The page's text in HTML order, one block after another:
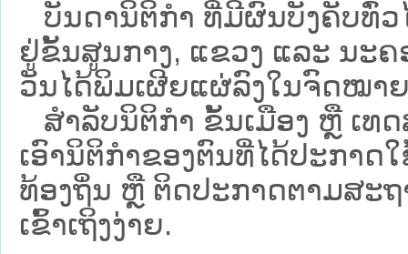
ບັນດານິຕິກໍາ ທີ່ມີຜົນບັງຄັບທົ່ວ
ຢູ່ຂັ້ນ​ສູນ​ກາງ, ແຂວງ ແລະ ນ
ວັນໄດ້ພິມເຜີຍແຜ່ລົງໃນຈົດໝາ
ສຳລັບນິ​ຕິ​ກຳ ຂັ້ນເມືອງ ຫຼື ເທ
ເອົານິຕິກຳຂອງຕົນທີ່ໄດ້ປະກາ
ທ້ອງຖິ່ນ ຫຼື ຕິດປະກາດຕາມສະ
ເຂົ້າເຖິງງ່າຍ.